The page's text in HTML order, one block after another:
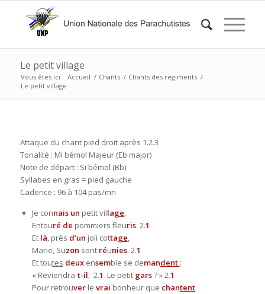
Le petit village
Vous êtes ici : Accueil / Chants / Chants des régiments /
Le petit village
Attaque du chant pied droit après 1.2.3
Tonalité : Mi bémol Majeur (Eb major)
Note de départ : Si bémol (Bb)
Syllabes en gras = pied gauche
Cadence : 96 à 104 pas/mn
Je connais un petit village,
Entouré de pommiers fleuris. 2.1
Et là, près d’un joli cottage,
Marie, Suzon sont réunies. 2.1
Et toutes deuxensemble se demandent :
« Reviendra-t-il, 2.1 Le petit gars? » 2.1
Pour retrouverle vrai bonheur que chantent